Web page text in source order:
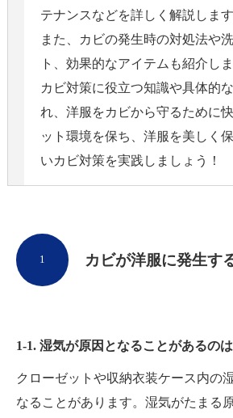
テナンスなどを詳しく解説します
また、カビの発生時の対処法や
ト、効果的なアイテムも紹介しま
カビ対策に役立つ知識や具体的
れ、洋服をカビから守るために
ット環境を保ち、洋服を美しく
いカビ対策を実践しましょう！
カビが洋服に発生す
1
1-1. 湿気が原因となることがあるの
クローゼットや収納衣装ケース内の
なることがあります。湿気がたまる